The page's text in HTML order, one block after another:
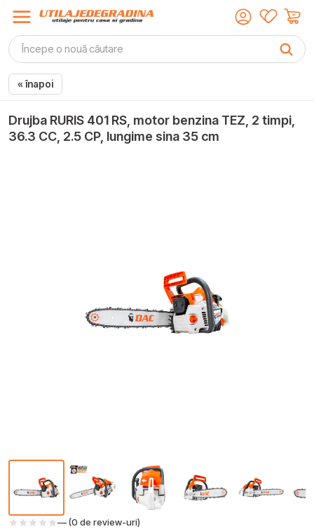
« înapoi
Drujba RURIS 401 RS, motor benzina TEZ, 2 timpi,
36.3 CC, 2.5 CP, lungime sina 35 cm
— (0 de review-uri)